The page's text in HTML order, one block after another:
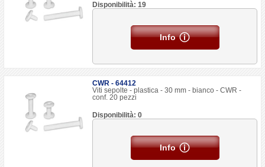
Disponibilità: 19
Info
CWR - 64412
Viti sepolte - plastica - 30 mm - bianco - CWR -
conf. 20 pezzi
Disponibilità: 0
Info